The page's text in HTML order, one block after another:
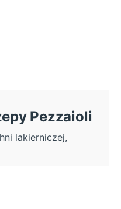
Pezzaioli
lakierniczej,